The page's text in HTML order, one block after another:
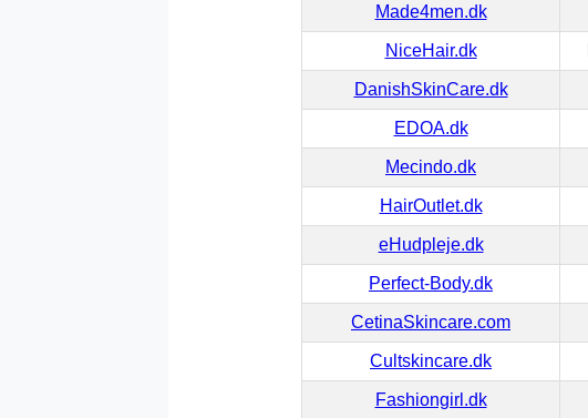
Made4men.dk
NiceHair.dk
DanishSkinCare.dk
EDOA.dk
Mecindo.dk
HairOutlet.dk
eHudpleje.dk
Perfect-Body.dk
CetinaSkincare.com
Cultskincare.dk
Fashiongirl.dk